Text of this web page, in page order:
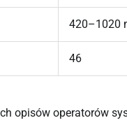
420–1020
46
opisów operatorów